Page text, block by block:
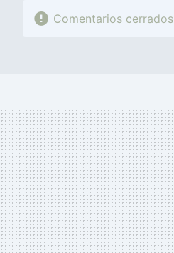
Comentarios cerrados